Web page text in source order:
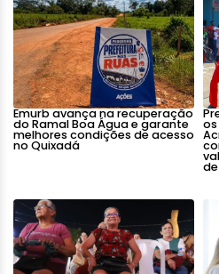
Emurb avança na recuperação
do Ramal Boa Água e garante
melhores condições de acesso
no Quixadá
os